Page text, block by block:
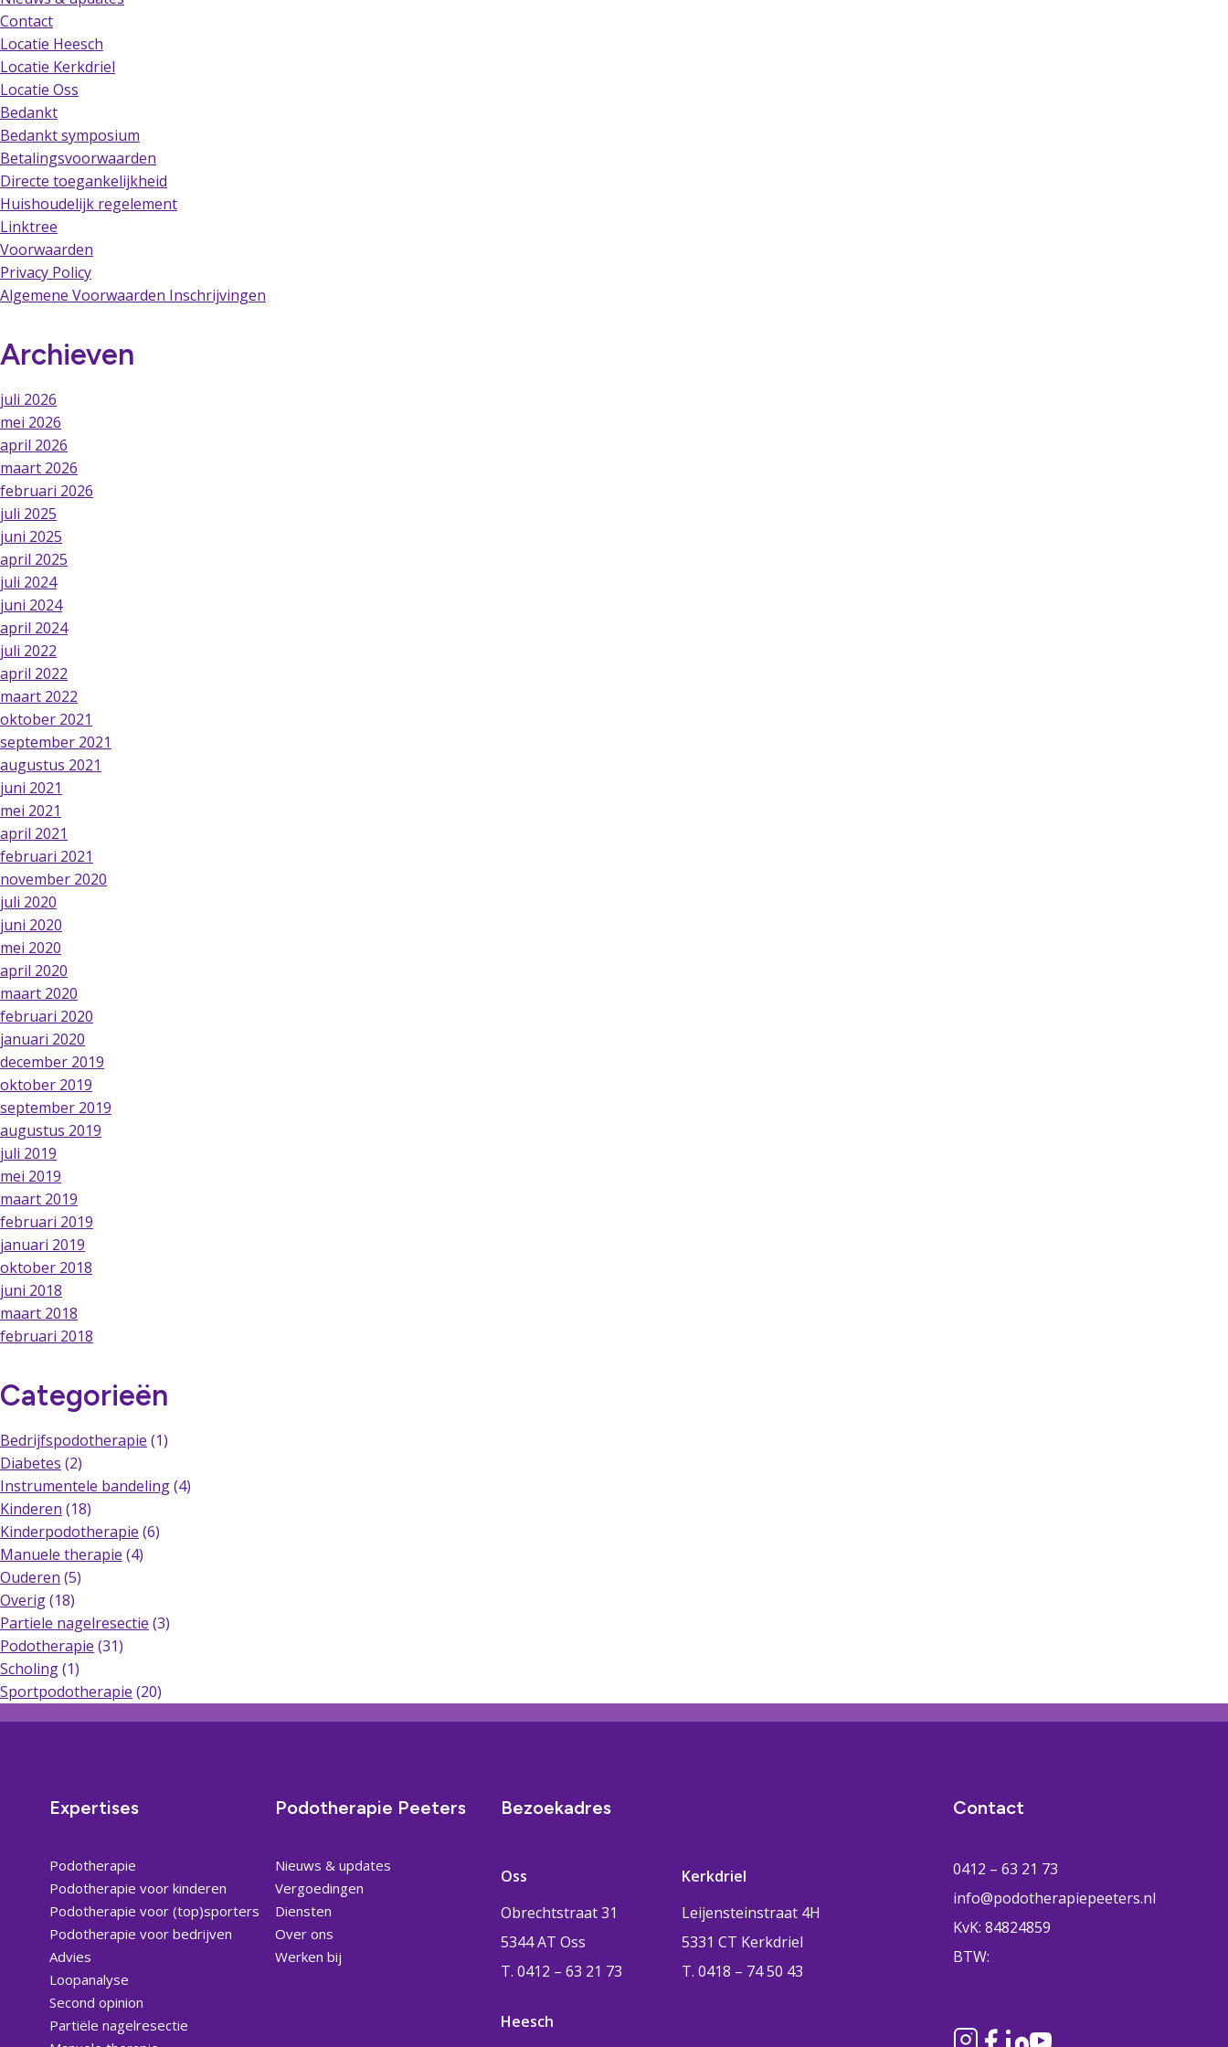
Contact
Locatie Heesch
Locatie Kerkdriel
Locatie Oss
Bedankt
Bedankt symposium
Betalingsvoorwaarden
Directe toegankelijkheid
Huishoudelijk regelement
Linktree
Voorwaarden
Privacy Policy
Algemene Voorwaarden Inschrijvingen
Archieven
juli 2026
mei 2026
april 2026
maart 2026
februari 2026
juli 2025
juni 2025
april 2025
juli 2024
juni 2024
april 2024
juli 2022
april 2022
maart 2022
oktober 2021
september 2021
augustus 2021
juni 2021
mei 2021
april 2021
februari 2021
november 2020
juli 2020
juni 2020
mei 2020
april 2020
maart 2020
februari 2020
januari 2020
december 2019
oktober 2019
september 2019
augustus 2019
juli 2019
mei 2019
maart 2019
februari 2019
januari 2019
oktober 2018
juni 2018
maart 2018
februari 2018
Categorieën
Bedrijfspodotherapie (1)
Diabetes (2)
Instrumentele bandeling(4)
Kinderen (18)
Kinderpodotherapie (6)
Manuele therapie (4)
Ouderen (5)
Overig(18)
Partiele nagelresectie (3)
Podotherapie (31)
Scholing(1)
Sportpodotherapie (20)
Expertises
Podotherapie
Podotherapie voor kinderen
Podotherapie voor (top)sporters
Podotherapie voor bedrijven
Advies
Loopanalyse
Second opinion
Partiële nagelresectie
Podotherapie Peeters
Nieuws & updates
Vergoedingen
Diensten
Over ons
Werken bij
Bezoekadres
Oss
Obrechtstraat 31
5344 AT Oss
T. 0412 – 63 21 73
Kerkdriel
Leijensteinstraat 4H
5331 CT Kerkdriel
T. 0418 – 74 50 43
Heesch
Contact
0412 – 63 21 73
info@podotherapiepeeters.nl
KvK: 84824859
BTW: